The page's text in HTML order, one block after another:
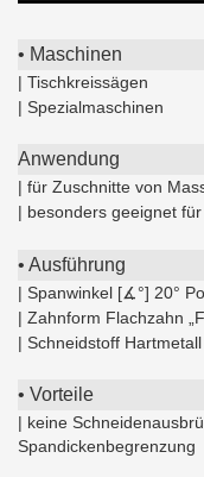
• Maschinen
| Tischkreissägen
| Spezialmaschinen
Anwendung
| für Zuschnitte von
| besonders geeignet
• Ausführung
| Spanwinkel [∡°] 20°
| Zahnform Flachzahn
| Schneidstoff Hartmetall
• Vorteile
| keine
Spandickenbegrenzung